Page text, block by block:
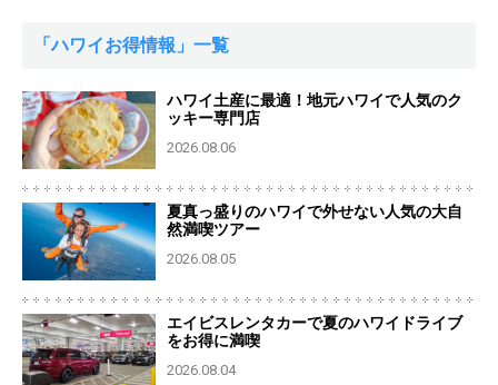
「ハワイお得情報」一覧
ハワイ土産に最適！地元ハワイで人気のク
ッキー専門店
2026.08.06
夏真っ盛りのハワイで外せない人気の大自
然満喫ツアー
2026.08.05
エイビスレンタカーで夏のハワイドライブ
をお得に満喫
2026.08.04